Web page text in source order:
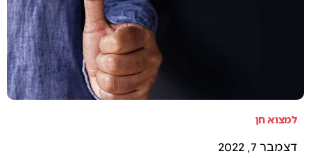
למצוא חן
דצמבר 7, 2022